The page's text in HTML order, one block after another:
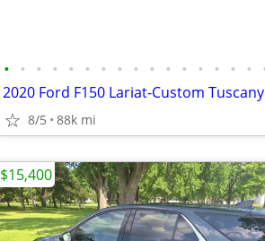
• • • • • • • • • • • • • • • •
8/5 88k mi
$15,400